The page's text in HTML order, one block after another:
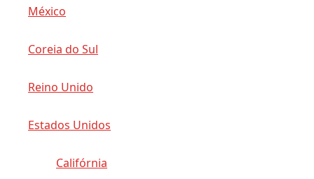
México
Coreia do Sul
Reino Unido
Estados Unidos
Califórnia